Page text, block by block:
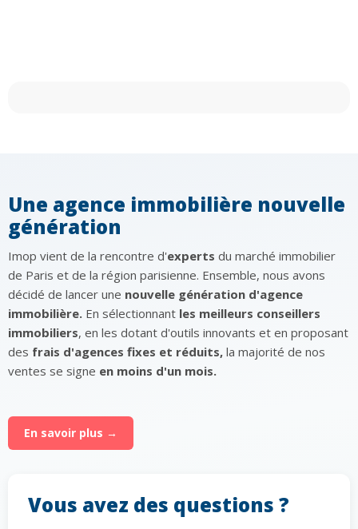
Une agence immobilière nouvelle
génération
Imop vient de la rencontre d'experts du marché immobilier
de Paris et de la région parisienne. Ensemble, nous avons
décidé de lancer une nouvelle génération d'agence
immobilière. En sélectionnant les meilleurs conseillers
immobiliers, en les dotant d'outils innovants et en proposant
des frais d'agences fixes et réduits, la majorité de nos
ventes se signe en moins d'un mois.
En savoir plus →
Vous avez des questions ?